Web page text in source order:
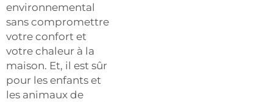
environnemental
sans compromettre
votre confort et
votre chaleur à la
maison. Et, il est sûr
pour les enfants et
les animaux de